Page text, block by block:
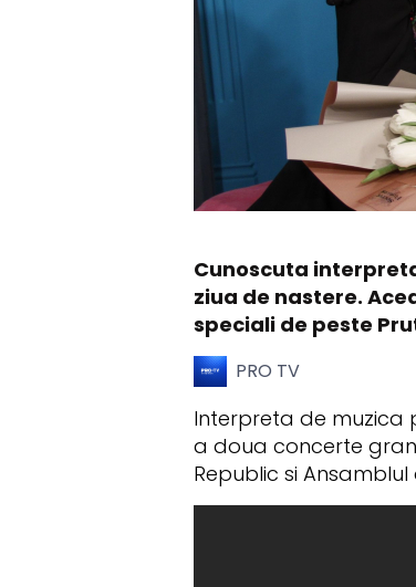
Cunoscuta
ziua de nastere.
speciali de peste
PRO TV
Interpreta de muzica
a doua concerte
Republic si Ansamblul